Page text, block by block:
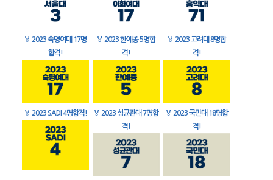
🏅 2023 숙명여대 17명
합격!
🏅 2023 한예종 5명합
격!
🏅 2023 고려대 8명합
격!
🏅 2023 SADI 4명합격! 🏅 2023 성균관대 7명합
격!
🏅 2023 국민대 18명합
격!